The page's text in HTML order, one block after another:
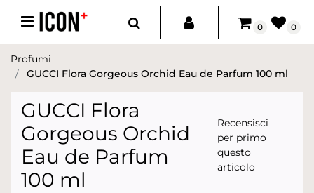
Open menu
0 0
Profumi
GUCCI Flora Gorgeous Orchid Eau de Parfum 100 ml
GUCCI Flora
Gorgeous Orchid
Eau de Parfum
100 ml
Recensisci
per primo
questo
articolo